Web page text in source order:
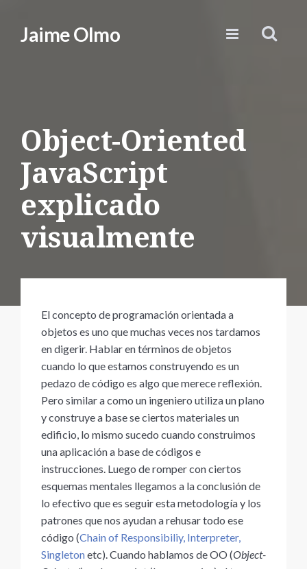
Jaime Olmo
Object-Oriented
JavaScript
explicado
visualmente
El concepto de programación orientada a
objetos es uno que muchas veces nos tardamos
en digerir. Hablar en términos de objetos
cuando lo que estamos construyendo es un
pedazo de código es algo que merece reflexión.
Pero similar a como un ingeniero utiliza un plano
y construye a base se ciertos materiales un
edificio, lo mismo sucedo cuando construimos
una aplicación a base de códigos e
instrucciones. Luego de romper con ciertos
esquemas mentales llegamos a la conclusión de
lo efectivo que es seguir esta metodología y los
patrones que nos ayudan a rehusar todo ese
código (Chain of Responsibiliy, Interpreter,
Singletonetc). Cuando hablamos de OO (Object-